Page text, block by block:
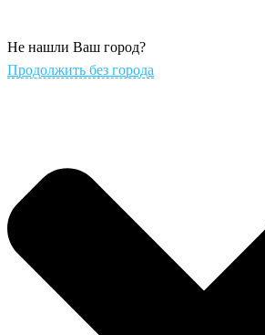
Не нашли Ваш город?
Продолжить без города